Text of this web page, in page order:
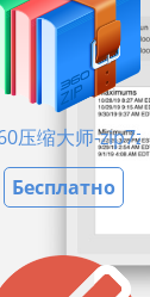
压缩大师-
Бесплатно